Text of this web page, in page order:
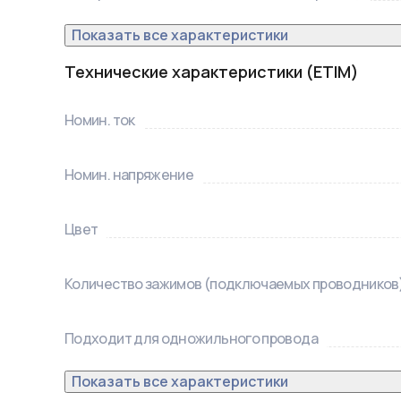
5x0.08-2.5 мм² (многожильный провод)
Рабочая температура: –40...+85 ºC
Показать все характеристики
Технические характеристики (ETIM)
Номин. ток
Номин. напряжение
Цвет
Количество зажимов (подключаемых
Подходит для одножильного провода
Показать все характеристики